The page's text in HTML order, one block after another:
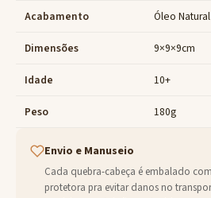
Acabamento Óleo Natural
Dimensões 9×9×9cm
Idade 10+
Peso 180g
Envio e Manuseio
Cada quebra-cabeça é embalado
protetora pra evitar danos no